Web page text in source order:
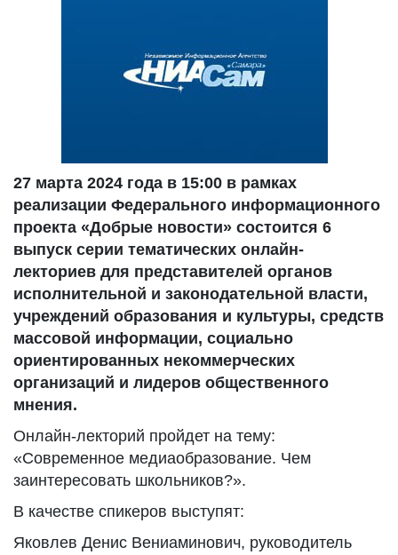
27 марта 2024 года в 15:00 в рамках
реализации Федерального информационного
проекта «Добрые новости» состоится 6
выпуск серии тематических онлайн-
лекториев для представителей органов
исполнительной и законодательной власти,
учреждений образования и культуры, средств
массовой информации, социально
ориентированных некоммерческих
организаций и лидеров общественного
мнения.
Онлайн-лекторий пройдет на тему:
«Современное медиаобразование. Чем
заинтересовать школьников?».
В качестве спикеров выступят:
Яковлев Денис Вениаминович, руководитель